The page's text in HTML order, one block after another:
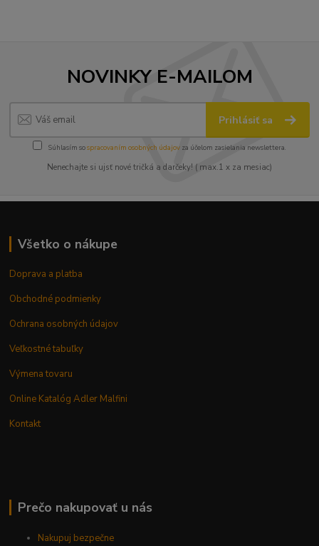
NOVINKY E-MAILOM
Prihlásiť sa
Súhlasím sospracovaním osobných údajov za účelom zasielania newslettera.
Nenechajte si ujsť nové tričká a darčeky! ( max.1 x za mesiac)
Všetko o nákupe
Doprava a platba
Obchodné podmienky
Ochrana osobných údajov
Veľkostné tabuľky
Výmena tovaru
Online Katalóg Adler Malfini
Kontakt
Prečo nakupovať u nás
Nakupuj bezpečne